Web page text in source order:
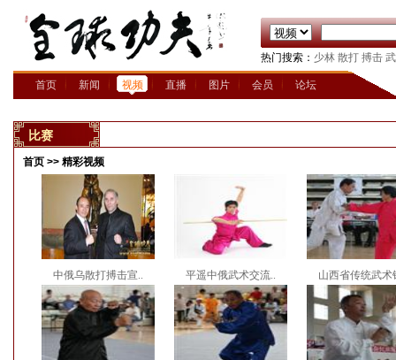
热门搜索： 少林 散打 搏击
首页 新闻 视频 直播 图片 会员 论坛
比赛
首页 >> 精彩视频
中俄乌散打搏击宣.. 平遥中俄武术交流.. 山西省传统武术